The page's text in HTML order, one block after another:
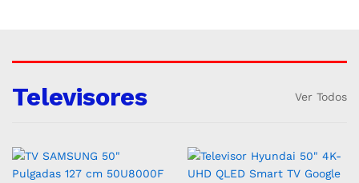
Televisores Ver Todos